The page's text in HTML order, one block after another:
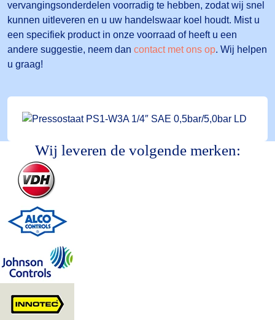
vervangingsonderdelen voorradig te hebben, zodat wij snel
kunnen uitleveren en u uw handelswaar koel houdt. Mist u
een specifiek product in onze voorraad of heeft u een
andere suggestie, neem dan contact met ons op. Wij helpen
u graag!
Wij leveren de volgende merken: